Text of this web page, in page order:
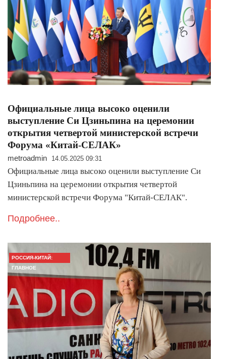
Официальные лица высоко оценили
выступление Си Цзиньпина на церемонии
открытия четвертой министерской встречи
Форума «Китай-СЕЛАК»
metroadmin 14.05.2025 09:31
Официальные лица высоко оценили выступление Си
Цзиньпина на церемонии открытия четвертой
министерской встречи Форума "Китай-СЕЛАК".
Подробнее..
РОССИЯ-КИТАЙ:
ГЛАВНОЕ